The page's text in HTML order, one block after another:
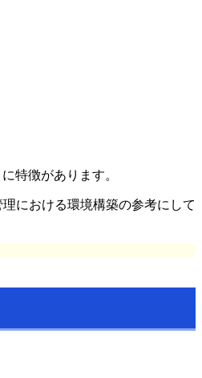
特徴があります。
における環境構築の参考にして